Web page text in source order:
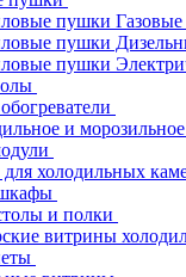
пушки Газовые
пушки
пушки
и
холодильных
и полки
витрины